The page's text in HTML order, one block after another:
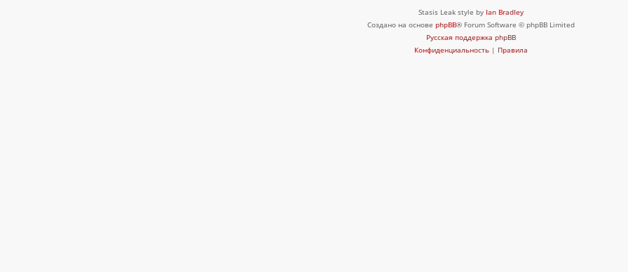
Stasis Leak style by Ian Bradley
Создано на основе phpBB® Forum Software © phpBB Limited
Русская поддержка phpBB
Конфиденциальность | Правила